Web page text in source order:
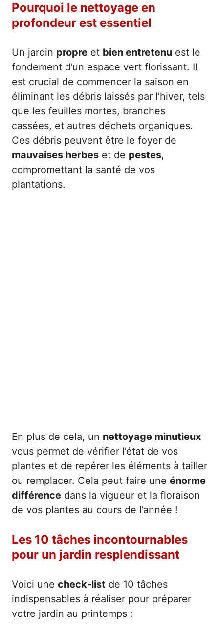
Pourquoi le nettoyage en
profondeur est essentiel
Un jardin propre et bien entretenu est le
fondement d’un espace vert florissant. Il
est crucial de commencer la saison en
éliminant les débris laissés par l’hiver, tels
que les feuilles mortes, branches
cassées, et autres déchets organiques.
Ces débris peuvent être le foyer de
mauvaises herbes et de pestes,
compromettant la santé de vos
plantations.
En plus de cela, un nettoyage minutieux
vous permet de vérifier l’état de vos
plantes et de repérer les éléments à tailler
ou remplacer. Cela peut faire une énorme
différence dans la vigueur et la floraison
de vos plantes au cours de l’année !
Les 10 tâches incontournables
pour un jardin resplendissant
Voici une check-list de 10 tâches
indispensables à réaliser pour préparer
votre jardin au printemps :